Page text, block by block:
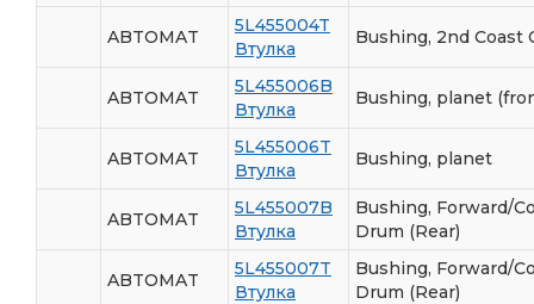
ABTOMAT
5L455004T
Втулка
Bushing, 2nd Coast
ABTOMAT
5L455006B
Втулка
Bushing, planet
ABTOMAT
5L455006T
Втулка
Bushing, planet
ABTOMAT
5L455007B
Втулка
Bushing, Forward/
Drum (Rear)
ABTOMAT
5L455007T
Втулка
Bushing, Forward/
Drum (Rear)